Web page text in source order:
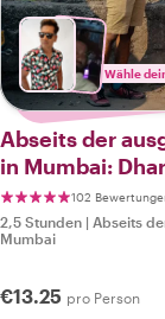
Wähle
Abseits der
in Mumbai:
102
2,5 Stunden | Abseits
Mumbai
€13.25 pro Person